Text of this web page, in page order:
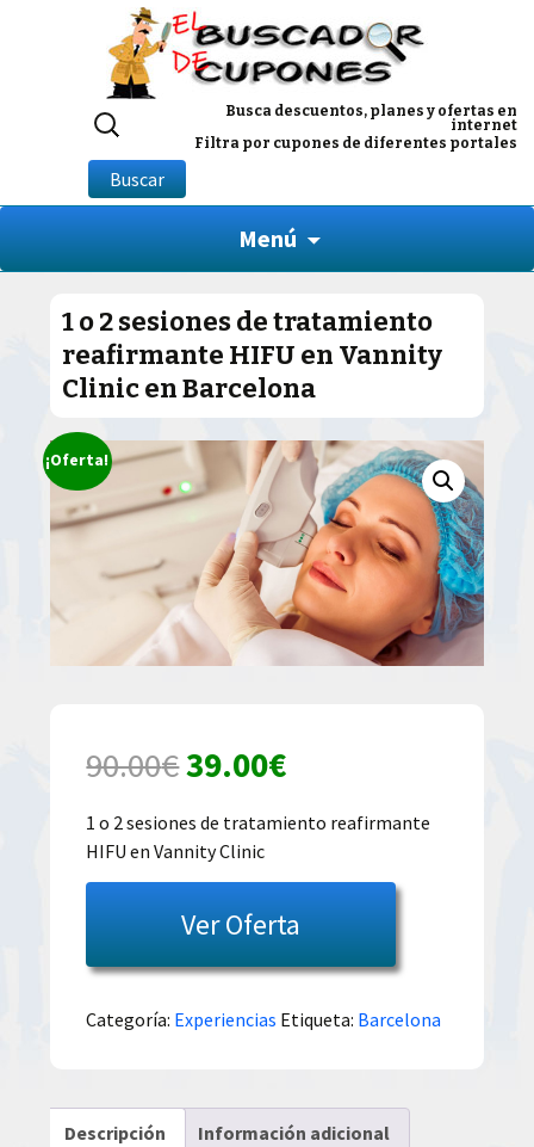
Busca descuentos, planes y ofertas en
internet
Filtra por cupones de diferentes portales
Buscar
por:
Buscar
Menú
1 o 2 sesiones de tratamiento
reafirmante HIFU en Vannity
Clinic en Barcelona
¡Oferta!
90.00€El
precio
original
era:
90.00€.
39.00€El
precio
es:
39.00€.
1 o 2 sesiones de tratamiento reafirmante
HIFU en Vannity Clinic
Ver Oferta
Categoría: Experiencias Etiqueta: Barcelona
Descripción Información adicional